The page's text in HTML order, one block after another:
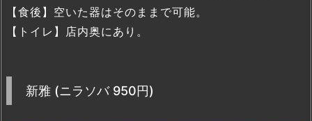
【食後】空いた器はそのままで可能。
【トイレ】店内奥にあり。
新雅 (ニラソバ 950円)